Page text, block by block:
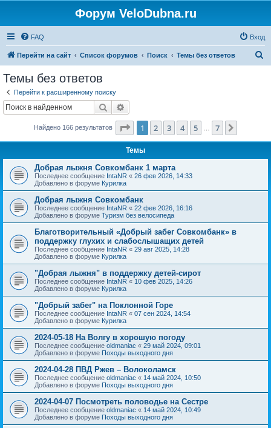
Форум VeloDubna.ru
FAQ Вход
Перейти на сайт Список форумов Поиск Темы без ответов
Темы без ответов
Перейти к расширенному поиску
Поиск
Найдено 166 результатов Страница из
1 2 3 4 5 7
Темы
Добрая лыжня Совкомбанк 1 марта
Последнее сообщение IntaNR « 26 фев 2026, 14:33
Добавлено в форуме Курилка
Добрая лыжня Совкомбанк
Последнее сообщение IntaNR « 22 фев 2026, 16:16
Добавлено в форуме Туризм без велосипеда
Благотворительный «Добрый забег Совкомбанк» в
поддержку глухих и слабослышащих детей
Последнее сообщение IntaNR « 29 авг 2025, 14:28
Добавлено в форуме Курилка
"Добрая лыжня" в поддержку детей-сирот
Последнее сообщение IntaNR « 10 фев 2025, 14:26
Добавлено в форуме Курилка
"Добрый забег" на Поклонной Горе
Последнее сообщение IntaNR « 07 сен 2024, 14:54
Добавлено в форуме Курилка
2024-05-18 На Волгу в хорошую погоду
Последнее сообщение oldmaniac « 29 май 2024, 09:01
Добавлено в форуме Походы выходного дня
2024-04-28 ПВД Ржев – Волоколамск
Последнее сообщение oldmaniac « 14 май 2024, 10:50
Добавлено в форуме Походы выходного дня
2024-04-07 Посмотреть половодье на Сестре
Последнее сообщение oldmaniac « 14 май 2024, 10:49
Добавлено в форуме Походы выходного дня